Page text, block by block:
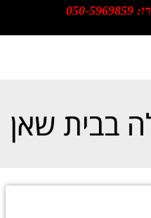
בבית שאן